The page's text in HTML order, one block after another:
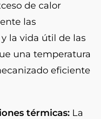
de calor
las
la vida útil de las
una temperatura
eficiente
térmicas: La